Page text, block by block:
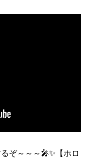
ぞ～～～🎤✨【ホロ